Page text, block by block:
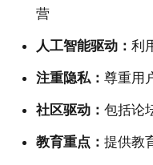
营
人工智能驱动： 利
注重隐私： 尊重用
社区驱动： 包括论
教育重点： 提供教